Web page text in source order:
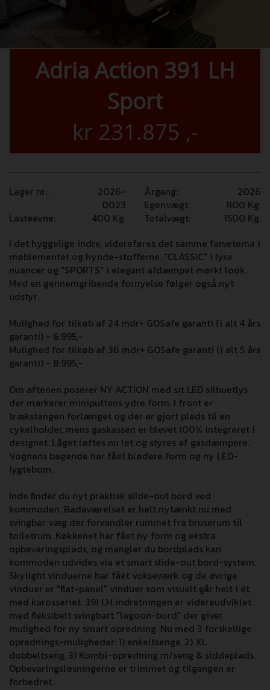
Adria Action 391 LH
Sport
kr 231.875 ,-
Lager nr.:
2026-
0023
Årgang:
2026
Egenvægt:
1100 Kg.
Lasteevne:
400 Kg. Totalvægt: 1500 Kg.
I det hyggelige indre, videreføres det samme farvetema i
møblementet og hynde-stofferne. "CLASSIC" i lyse
nuancer og "SPORTS" i elegant afdæmpet mørkt look.
Med en gennemgribende fornyelse følger også nyt
udstyr.
Mulighed for tilkøb af 24 mdr+ GOSafe garanti (i alt 4 års
garanti) - 6.995,-
Mulighed for tilkøb af 36 mdr+ GOSafe garanti (i alt 5 års
garanti) - 8.995,-
Om aftenen poserer NY ACTION med sit LED silhuetlys
der markerer miniputtens ydre form. I front er
trækstangen forlænget og der er gjort plads til en
cykelholder, mens gaskassen er blevet 100% integreret i
designet. Låget løftes nu let og styres af gasdæmpere.
Vognens bagende har fået blødere form og ny LED-
lygtebom.
Inde finder du nyt praktisk slide-out bord ved
kommoden. Badeværelset er helt nytænkt nu med
svingbar væg der forvandler rummet fra bruserum til
toiletrum. Køkkenet har fået ny form og ekstra
opbevaringsplads, og mangler du bordplads kan
kommoden udvides via et smart slide-out bord-system.
Skylight vinduerne har fået vokseværk og de øvrige
vinduer er "flat-panel" vinduer som visuelt går helt i ét
med karosseriet. 391 LH indretningen er videreudviklet
med fleksibelt svingbart "lagoon-bord" der giver
mulighed for ny smart opredning. Nu med 3 forskellige
oprednings-muligheder: 1) enkeltsenge, 2) XL
dobbeltseng, 3) Kombi-opredning m/seng & siddeplads.
Opbevaringsløsningerne er trimmet og tilgangen er
forbedret.